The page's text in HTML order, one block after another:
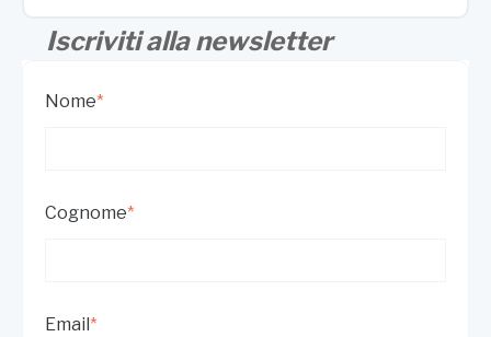
Iscriviti alla newsletter
Nome*
Cognome*
Email *